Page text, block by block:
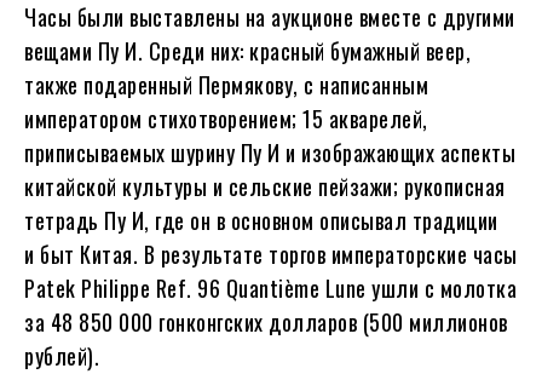
Часы были выставлены на аукционе вместе с другими
вещами Пу И. Среди них: красный бумажный веер,
также подаренный Пермякову, с написанным
императором стихотворением; 15 акварелей,
приписываемых шурину Пу И и изображающих аспекты
китайской культуры и сельские пейзажи; рукописная
тетрадь Пу И, где он в основном описывал традиции
и быт Китая. В результате торгов императорские часы
Patek Philippe Ref. 96 Quantième Lune ушли с молотка
за 48 850 000 гонконгских долларов (500 миллионов
рублей).